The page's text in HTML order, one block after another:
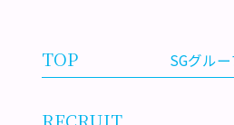
TOP SGグル
RECRUIT